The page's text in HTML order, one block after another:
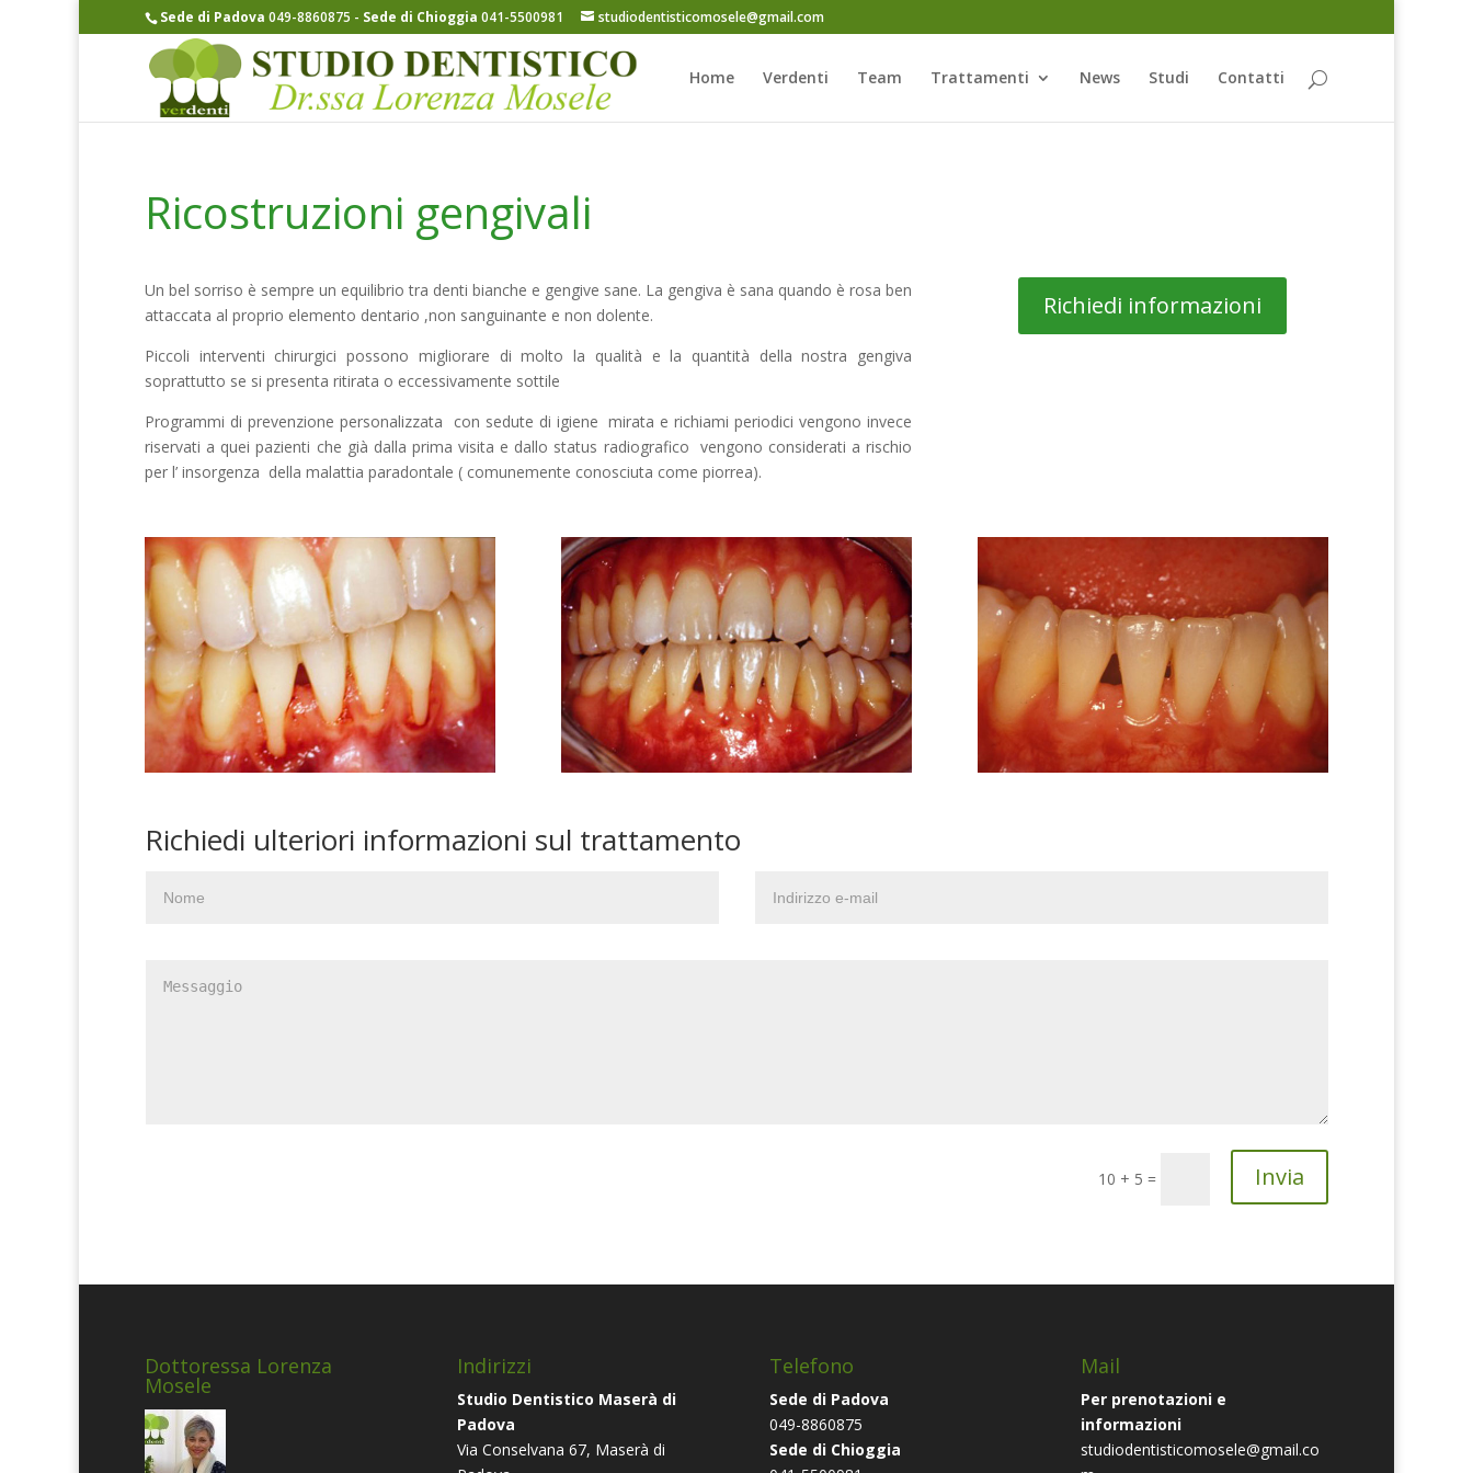
Sede di Padova 049-8860875 - Sede di Chioggia 041-5500981 studiodentisticomosele@gmail.com
Home Verdenti Team Trattamenti News Studi Contatti
Ricostruzioni gengivali
Un bel sorriso è sempre un equilibrio tra denti bianche e gengive sane. La gengiva è sana quando è rosa ben
attaccata al proprio elemento dentario ,non sanguinante e non dolente.
Piccoli interventi chirurgici possono migliorare di molto la qualità e la quantità della nostra gengiva
soprattutto se si presenta ritirata o eccessivamente sottile
Programmi di prevenzione personalizzata con sedute di igiene mirata e richiami periodici vengono invece
riservati a quei pazienti che già dalla prima visita e dallo status radiografico vengono considerati a rischio
per l’ insorgenza della malattia paradontale ( comunemente conosciuta come piorrea).
Richiedi informazioni
Richiedi ulteriori informazioni sul trattamento
10 + 5 = Invia
Dottoressa Lorenza
Mosele
Indirizzi
Studio Dentistico Maserà di
Padova
Via Conselvana 67, Maserà di
Telefono
Sede di Padova
049-8860875
Sede di Chioggia
Mail
Per prenotazioni e
informazioni
studiodentisticomosele@gmail.co